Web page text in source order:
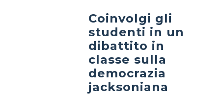
Coinvolgi gli
studenti in un
dibattito in
classe sulla
democrazia
jacksoniana